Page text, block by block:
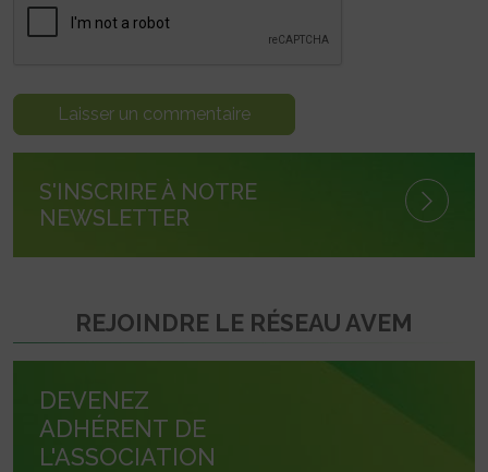
S'INSCRIRE À NOTRE
NEWSLETTER
REJOINDRE LE RÉSEAU AVEM
DEVENEZ
ADHÉRENT DE
L'ASSOCIATION